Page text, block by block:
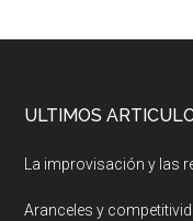
ULTIMOS
La improvisación y las
Aranceles y